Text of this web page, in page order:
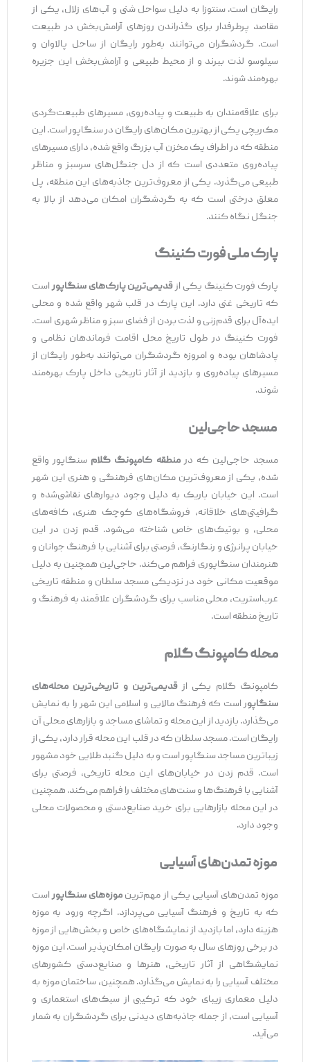
رایگان است. سنتوزا به دلیل سواحل شنی و آب‌های زلال، یکی از
مقاصد پرطرفدار برای گذراندن روزهای آرامش‌بخش در طبیعت
است. گردشگران می‌توانند به‌طور رایگان از ساحل پالاوان و
سیلوسو لذت ببرند و از محیط طبیعی و آرامش‌بخش این جزیره
بهره‌مند شوند.
برای علاقه‌مندان به طبیعت و پیاده‌روی، مسیرهای طبیعت‌گردی
مک‌ریچی یکی از بهترین مکان‌های رایگان در سنگاپور است. این
منطقه که در اطراف یک مخزن آب بزرگ واقع شده، دارای مسیرهای
پیاده‌روی متعددی است که از دل جنگل‌های سرسبز و مناظر
طبیعی می‌گذرد. یکی از معروف‌ترین جاذبه‌های این منطقه، پل
معلق درختی است که به گردشگران امکان می‌دهد از بالا به
جنگل نگاه کنند.
پارک ملی فورت کنینگ
پارک فورت کنینگ یکی از قدیمی‌ترین پارک‌های سنگاپوراست
که تاریخی غنی دارد. این پارک در قلب شهر واقع شده و محلی
ایده‌آل برای قدم‌زنی و لذت بردن از فضای سبز و مناظر شهری است.
فورت کنینگ در طول تاریخ محل اقامت فرماندهان نظامی و
پادشاهان بوده و امروزه گردشگران می‌توانند به‌طور رایگان از
مسیرهای پیاده‌روی و بازدید از آثار تاریخی داخل پارک بهره‌مند
شوند.
مسجد حاجی‌لین
مسجد حاجی‌لین که درمنطقه کامپونگ گلامسنگاپور واقع
شده، یکی از معروف‌ترین مکان‌های فرهنگی و هنری این شهر
است. این خیابان باریک به دلیل وجود دیوارهای نقاشی‌شده و
گرافیتی‌های خلاقانه، فروشگاه‌های کوچک هنری، کافه‌های
محلی، و بوتیک‌های خاص شناخته می‌شود. قدم زدن در این
خیابان پرانرژی و رنگارنگ، فرصتی برای آشنایی با فرهنگ جوانان و
هنرمندان سنگاپوری فراهم می‌کند. حاجی‌لین همچنین به دلیل
موقعیت مکانی خود در نزدیکی مسجد سلطان و منطقه تاریخی
عرب‌استریت، محلی مناسب برای گردشگران علاقمند به فرهنگ و
تاریخ منطقه است.
محله کامپونگ گلام
کامپونگ گلام یکی ازقدیمی‌ترین و تاریخی‌ترین محله‌های
سنگاپور است که فرهنگ مالایی و اسلامی این شهر را به نمایش
می‌گذارد. بازدید از این محله و تماشای مساجد و بازارهای محلی آن
رایگان است. مسجد سلطان که در قلب این محله قرار دارد، یکی از
زیباترین مساجد سنگاپور است و به دلیل گنبد طلایی خود مشهور
است. قدم زدن در خیابان‌های این محله تاریخی، فرصتی برای
آشنایی با فرهنگ‌ها و سنت‌های مختلف را فراهم می‌کند. همچنین
در این محله بازارهایی برای خرید صنایع‌دستی و محصولات محلی
وجود دارد.
موزه تمدن‌های آسیایی
موزه تمدن‌های آسیایی یکی از مهم‌ترینموزه‌های سنگاپوراست
که به تاریخ و فرهنگ آسیایی می‌پردازد. اگرچه ورود به موزه
هزینه دارد، اما بازدید از نمایشگاه‌های خاص و بخش‌هایی از موزه
در برخی روزهای سال به صورت رایگان امکان‌پذیر است. این موزه
نمایشگاهی از آثار تاریخی، هنرها و صنایع‌دستی کشورهای
مختلف آسیایی را به نمایش می‌گذارد. همچنین، ساختمان موزه به
دلیل معماری زیبای خود که ترکیبی از سبک‌های استعماری و
آسیایی است، از جمله جاذبه‌های دیدنی برای گردشگران به شمار
می‌آید.